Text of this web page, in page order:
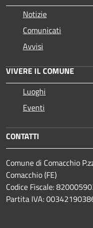
Notizie
Comunicati
Avvisi
VIVERE IL COMUNE
Luoghi
Eventi
CONTATTI
Comune di Comacchio
Comacchio (FE)
Codice Fiscale:
Partita IVA: